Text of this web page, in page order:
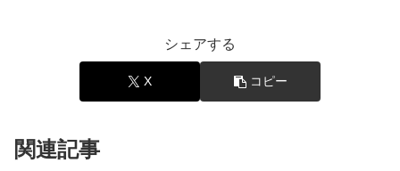
シェアする
X コピー
関連記事